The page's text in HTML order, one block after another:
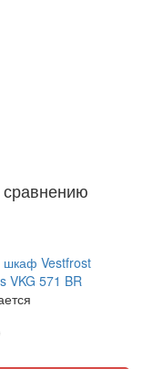
сравнению
Vestfrost
VKG 571 BR